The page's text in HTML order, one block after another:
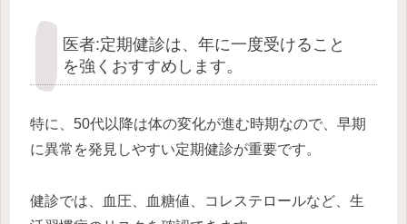
医者:定期健診は、年に一度受けること
を強くおすすめします。
特に、50代以降は体の変化が進む時期なので、早期
に異常を発見しやすい定期健診が重要です。
健診では、血圧、血糖値、コレステロールなど、生